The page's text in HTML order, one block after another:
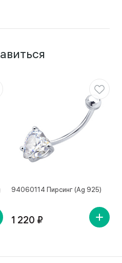
94060114 Пирсинг (Ag 925)
1 220 ₽